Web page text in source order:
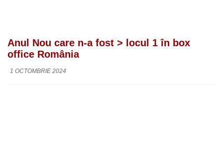
Anul Nou care n-a fost > locul 1 în box
office România
1 OCTOMBRIE 2024